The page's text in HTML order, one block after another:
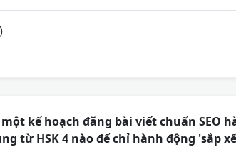
kế hoạch đăng bài viết chuẩn SEO
từ HSK 4 nào để chỉ hành động 'sắp